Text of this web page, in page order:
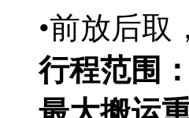
•前放后取
行程范围：